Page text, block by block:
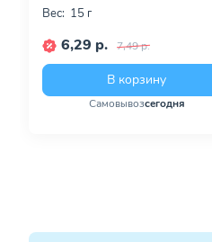
Вес: 15 г
6,29 р. 7,49 р.
В корзину
Самовывозсегодня